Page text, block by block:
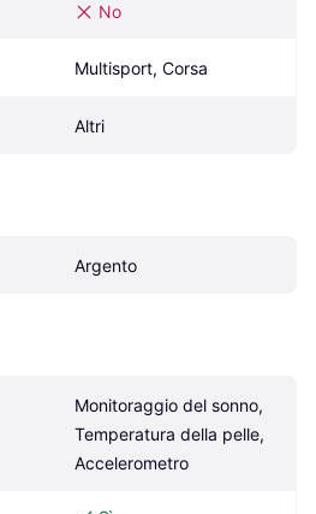
No
Multisport, Corsa
Altri
Argento
Monitoraggio del sonno,
Temperatura della pelle,
Accelerometro